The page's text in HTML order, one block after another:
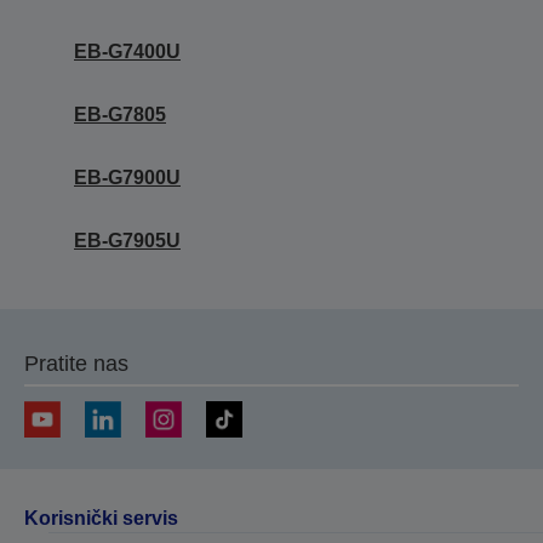
EB-G7400U
EB-G7805
EB-G7900U
EB-G7905U
Pratite nas
Korisnički servis